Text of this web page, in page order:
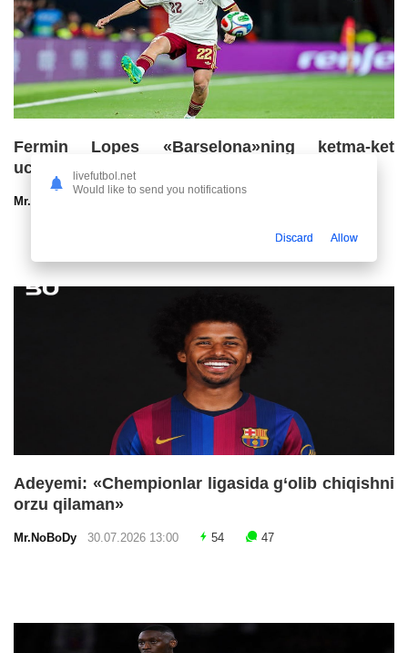
Fermin Lopes «Barselona»ning ketma-ket
uchinchi chempionlik imkoniyatlarini baholadi
Mr.NoBoDy
Adeyemi: «Chempionlar ligasida g‘olib chiqishni
orzu qilaman»
Mr.NoBoDy 30.07.2026 13:00 54 47
livefutbol.net
Would like to send you notifications
Discard Allow